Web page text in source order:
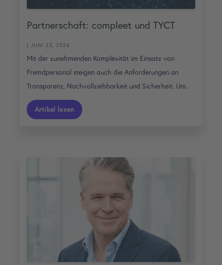
Partnerschaft: compleet und TYCT
| JUNI 23, 2026
Mit der zunehmenden Komplexität im Einsatz von
Fremdpersonal steigen auch die Anforderungen an
Transparenz, Nachvollziehbarkeit und Sicherheit. Um..
Artikel lesen